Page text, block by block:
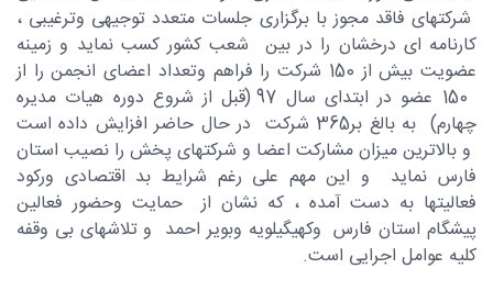
شرکتهای فاقد مجوز با برگزاری جلسات متعدد توجیهی وترغیبی ،
کارنامه ای درخشان را در بین شعب کشور کسب نماید و زمینه
عضویت بیش از 150 شرکت را فراهم وتعداد اعضای انجمن را از
150 عضو در ابتدای سال 97 (قبل از شروع دوره هیات مدیره
چهارم) به بالغ بر365 شرکت در حال حاضر افزایش داده است
و بالاترین میزان مشارکت اعضا و شرکتهای پخش را نصیب استان
فارس نماید و این مهم علی رغم شرایط بد اقتصادی ورکود
فعالیتها به دست آمده ، که نشان از حمایت وحضور فعالین
پیشگام استان فارس وکهیگیلویه وبویر احمد و تلاشهای بی وقفه
کلیه عوامل اجرایی است.